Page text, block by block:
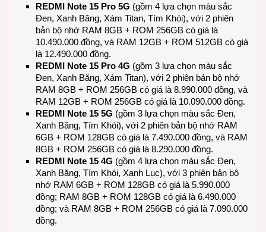
REDMI Note 15 Pro 5G (gồm 4 lựa chọn màu sắc
Đen, Xanh Băng, Xám Titan, Tím Khói), với 2 phiên
bản bộ nhớ RAM 8GB + ROM 256GB có giá là
10.490.000 đồng, và RAM 12GB + ROM 512GB có giá
là 12.490.000 đồng.
REDMI Note 15 Pro 4G (gồm 3 lựa chọn màu sắc
Đen, Xanh Băng, Xám Titan), với 2 phiên bản bộ nhớ
RAM 8GB + ROM 256GB có giá là 8.990.000 đồng, và
RAM 12GB + ROM 256GB có giá là 10.090.000 đồng.
REDMI Note 15 5G (gồm 3 lựa chọn màu sắc Đen,
Xanh Băng, Tím Khói), với 2 phiên bản bộ nhớ RAM
6GB + ROM 128GB có giá là 7.490.000 đồng, và RAM
8GB + ROM 256GB có giá là 8.290.000 đồng.
REDMI Note 15 4G (gồm 4 lựa chọn màu sắc Đen,
Xanh Băng, Tím Khói, Xanh Lục), với 3 phiên bản bộ
nhớ RAM 6GB + ROM 128GB có giá là 5.990.000
đồng; RAM 8GB + ROM 128GB có giá là 6.490.000
đồng; và RAM 8GB + ROM 256GB có giá là 7.090.000
đồng.